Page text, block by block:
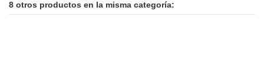
8 otros productos en la misma categoría: